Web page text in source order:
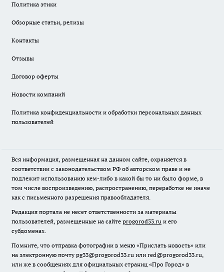
Политика этики
Обзорные статьи, релизы
Контакты
Отзывы
Договор оферты
Новости компаний
Политика конфиденциальности и обработки персональных данных
пользователей
Вся информация, размещенная на данном сайте, охраняется в
соответствии с законодательством РФ об авторском праве и не
подлежит использованию кем-либо в какой бы то ни было форме, в
том числе воспроизведению, распространению, переработке не иначе
как с письменного разрешения правообладателя.
Редакция портала не несет ответственности за материалы
пользователей, размещенные на сайте progorod33.ru и его
субдоменах.
Помните, что отправка фотографии в меню «Прислать новость» или
на электронную почту pg33@progorod33.ru или red@progorod33.ru,
или же в сообщениях для официальных страниц «Про Город» в